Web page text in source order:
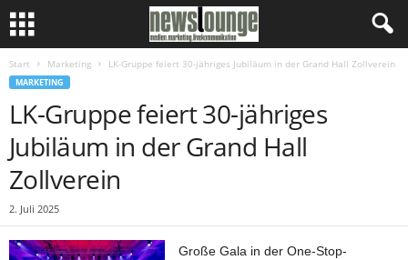
Start Marketing LK-Gruppe feiert 30-jähriges Jubiläum in der Grand Hall Zollverein
MARKETING
LK-Gruppe feiert 30-jähriges
Jubiläum in der Grand Hall
Zollverein
2. Juli 2025
Große Gala in der One-Stop-